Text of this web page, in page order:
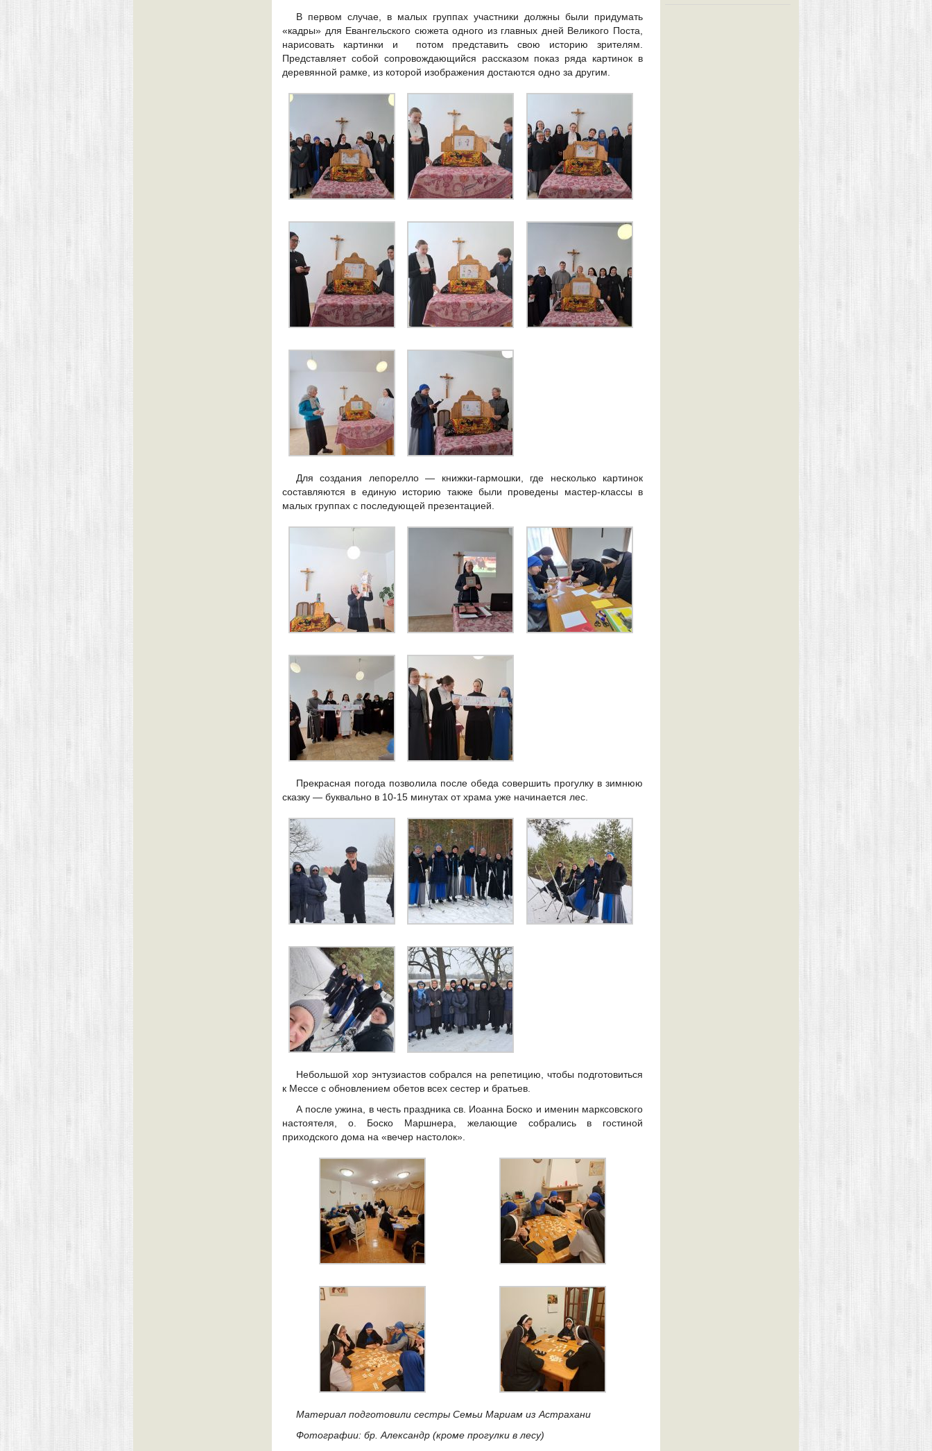
В первом случае, в малых группах участники должны были придумать
«кадры» для Евангельского сюжета одного из главных дней Великого Поста,
нарисовать картинки и потом представить свою историю зрителям.
Представляет собой сопровождающийся рассказом показ ряда картинок в
деревянной рамке, из которой изображения достаются одно за другим.
Для создания лепорелло — книжки-гармошки, где несколько картинок
составляются в единую историю также были проведены мастер-классы в
малых группах с последующей презентацией.
Прекрасная погода позволила после обеда совершить прогулку в зимнюю
сказку — буквально в 10-15 минутах от храма уже начинается лес.
Небольшой хор энтузиастов собрался на репетицию, чтобы подготовиться
к Мессе с обновлением обетов всех сестер и братьев.
А после ужина, в честь праздника св. Иоанна Боско и именин марксовского
настоятеля, о. Боско Маршнера, желающие собрались в гостиной
приходского дома на «вечер настолок».
Материал подготовили сестры Семьи Мариам из Астрахани
Фотографии: бр. Александр (кроме прогулки в лесу)